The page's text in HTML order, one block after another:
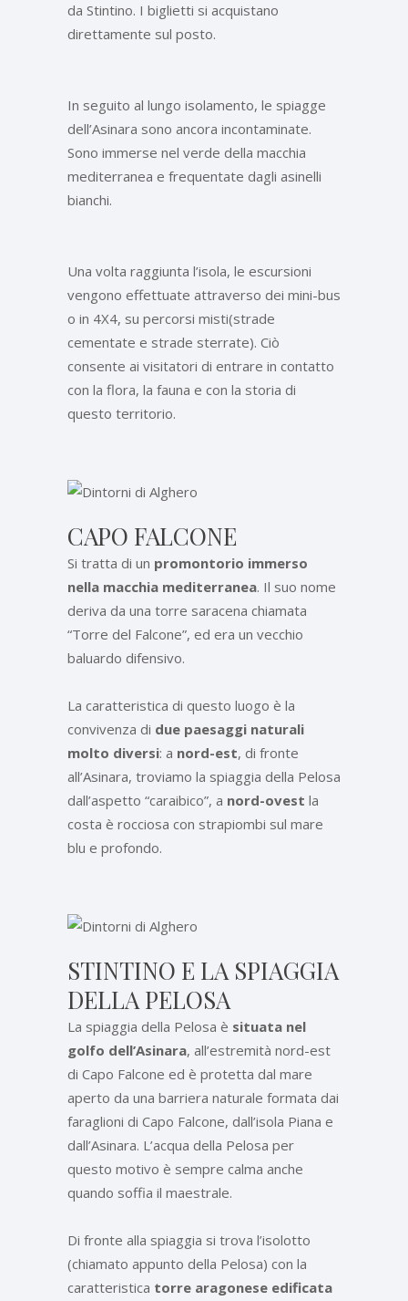
da Stintino. I biglietti si acquistano
direttamente sul posto.
In seguito al lungo isolamento, le spiagge
dell’Asinara sono ancora incontaminate.
Sono immerse nel verde della macchia
mediterranea e frequentate dagli asinelli
bianchi.
Una volta raggiunta l’isola, le escursioni
vengono effettuate attraverso dei mini-bus
o in 4X4, su percorsi misti(strade
cementate e strade sterrate). Ciò
consente ai visitatori di entrare in contatto
con la flora, la fauna e con la storia di
questo territorio.
CAPO FALCONE
Si tratta di un promontorio immerso
nella macchia mediterranea. Il suo nome
deriva da una torre saracena chiamata
“Torre del Falcone”, ed era un vecchio
baluardo difensivo.
La caratteristica di questo luogo è la
convivenza di due paesaggi naturali
molto diversi: a nord-est, di fronte
all’Asinara, troviamo la spiaggia della Pelosa
dall’aspetto “caraibico”, a nord-ovest la
costa è rocciosa con strapiombi sul mare
blu e profondo.
STINTINO E LA SPIAGGIA
DELLA PELOSA
La spiaggia della Pelosa è situata nel
golfo dell’Asinara, all’estremità nord-est
di Capo Falcone ed è protetta dal mare
aperto da una barriera naturale formata dai
faraglioni di Capo Falcone, dall’isola Piana e
dall’Asinara. L’acqua della Pelosa per
questo motivo è sempre calma anche
quando soffia il maestrale.
Di fronte alla spiaggia si trova l’isolotto
(chiamato appunto della Pelosa) con la
caratteristica torre aragonese edificata